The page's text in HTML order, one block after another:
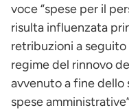
voce “spese per il
risulta influenzata
retribuzioni a seguito
regime del rinnovo
avvenuto a fine dello
spese